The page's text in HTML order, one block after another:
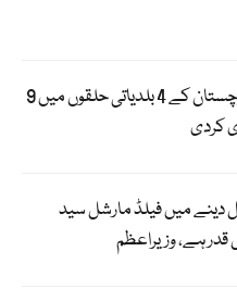
الیکشن کمیشن نے بلوچستان کے 4 بلدیاتی حلقوں میں 9
کردی
میں فیلڈ مارشل سید
قدر ہے، وزیراعظم